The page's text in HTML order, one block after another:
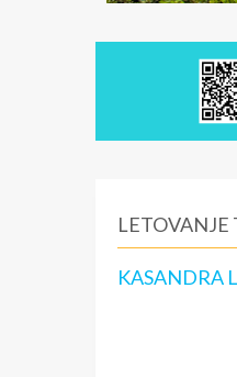
LETOVANJE
KASANDRA